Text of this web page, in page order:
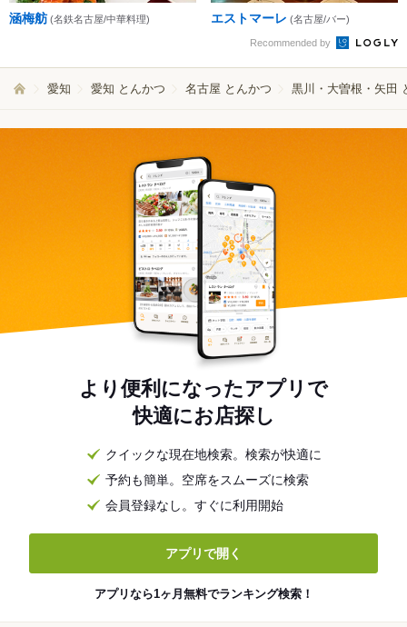
涵梅舫 (名鉄名古屋/中華料理) エストマーレ (名古屋/バー)
Recommended by
愛知 愛知 とんかつ 名古屋 とんかつ 黒川・大曽根・矢田
より便利になったアプリで
快適にお店探し
クイックな現在地検索。検索が快適に
予約も簡単。空席をスムーズに検索
会員登録なし。すぐに利用開始
アプリで開く
アプリなら1ヶ月無料でランキング検索！